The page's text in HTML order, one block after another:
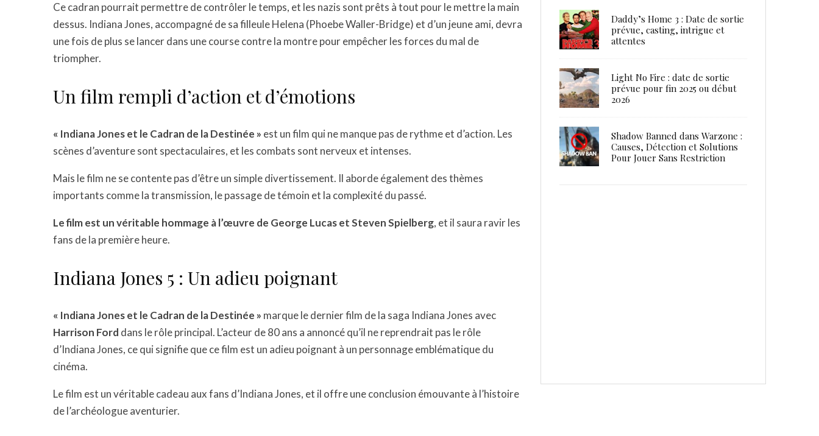
Ce cadran pourrait permettre de contrôler le temps, et les nazis sont prêts à tout pour le mettre la main
dessus. Indiana Jones, accompagné de sa filleule Helena (Phoebe Waller-Bridge) et d’un jeune ami, devra
une fois de plus se lancer dans une course contre la montre pour empêcher les forces du mal de
triompher.
Un film rempli d’action et d’émotions
« Indiana Jones et le Cadran de la Destinée » est un film qui ne manque pas de rythme et d’action. Les
scènes d’aventure sont spectaculaires, et les combats sont nerveux et intenses.
Mais le film ne se contente pas d’être un simple divertissement. Il aborde également des thèmes
importants comme la transmission, le passage de témoin et la complexité du passé.
Le film est un véritable hommage à l’œuvre de George Lucas et Steven Spielberg, et il saura ravir les
fans de la première heure.
Indiana Jones 5 : Un adieu poignant
« Indiana Jones et le Cadran de la Destinée » marque le dernier film de la saga Indiana Jones avec
Harrison Ford dans le rôle principal. L’acteur de 80 ans a annoncé qu’il ne reprendrait pas le rôle
d’Indiana Jones, ce qui signifie que ce film est un adieu poignant à un personnage emblématique du
cinéma.
Le film est un véritable cadeau aux fans d’Indiana Jones, et il offre une conclusion émouvante à l’histoire
de l’archéologue aventurier.
Daddy’s Home 3 : Date de sortie
prévue, casting, intrigue et
attentes
Light No Fire : date de sortie
prévue pour fin 2025 ou début
2026
Shadow Banned dans Warzone :
Causes, Détection et Solutions
Pour Jouer Sans Restriction